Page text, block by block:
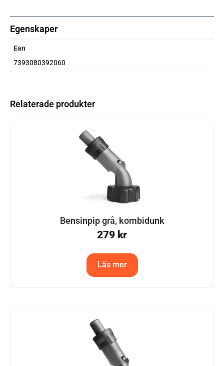
Egenskaper
Ean
7393080392060
Relaterade produkter
Bensinpip grå, kombidunk
279 kr
Läs mer